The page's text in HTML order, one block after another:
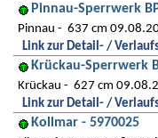
Pinnau-Sperrwerk
Pinnau
637 cm
Link zur Detail- /
Krückau-Sperrwerk
Krückau
627 cm
Link zur Detail- /
Kollmar - 5970025